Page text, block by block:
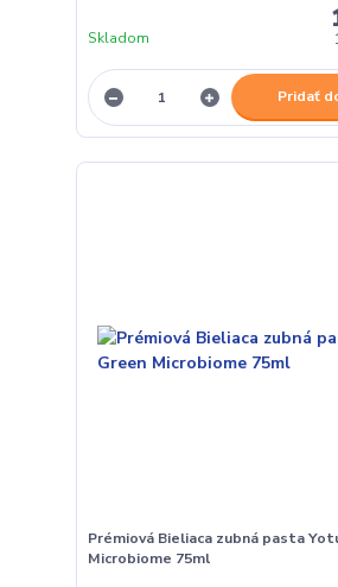
Skladom
Pridať
Prémiová Bieliaca zubná pasta
Microbiome 75ml